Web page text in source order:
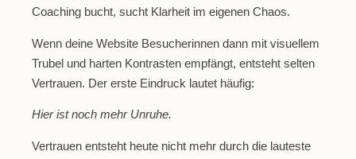
Coaching bucht, sucht Klarheit im eigenen Chaos.
Wenn deine Website Besucherinnen dann mit visuellem
Trubel und harten Kontrasten empfängt, entsteht selten
Vertrauen. Der erste Eindruck lautet häufig:
Hier ist noch mehr Unruhe.
Vertrauen entsteht heute nicht mehr durch die lauteste